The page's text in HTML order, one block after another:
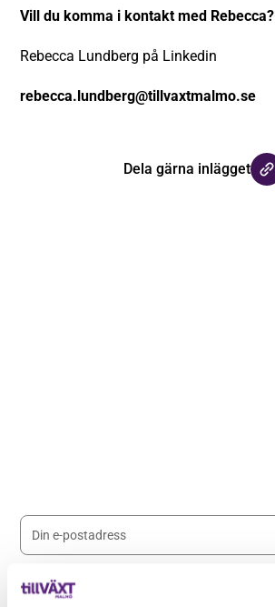
Vill du komma i kontakt med Rebecca?
Rebecca Lundberg på Linkedin
rebecca.lundberg@tillvaxtmalmo.se
Dela gärna inlägget